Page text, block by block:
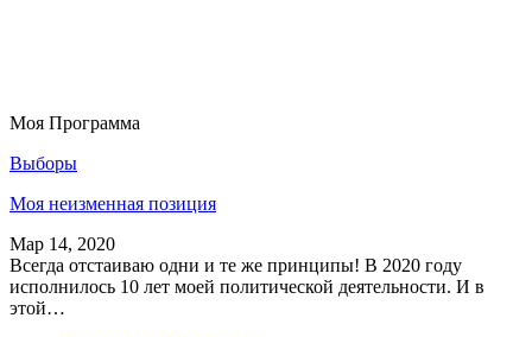
Моя Программа
Выборы
Моя неизменная позиция
Мар 14, 2020
Всегда отстаиваю одни и те же принципы! В 2020 году
исполнилось 10 лет моей политической деятельности. И в
этой…